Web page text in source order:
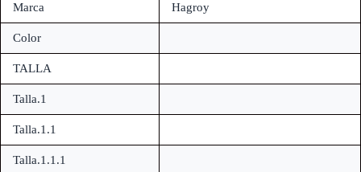
Marca Hagroy
Color
TALLA
Talla.1
Talla.1.1
Talla.1.1.1